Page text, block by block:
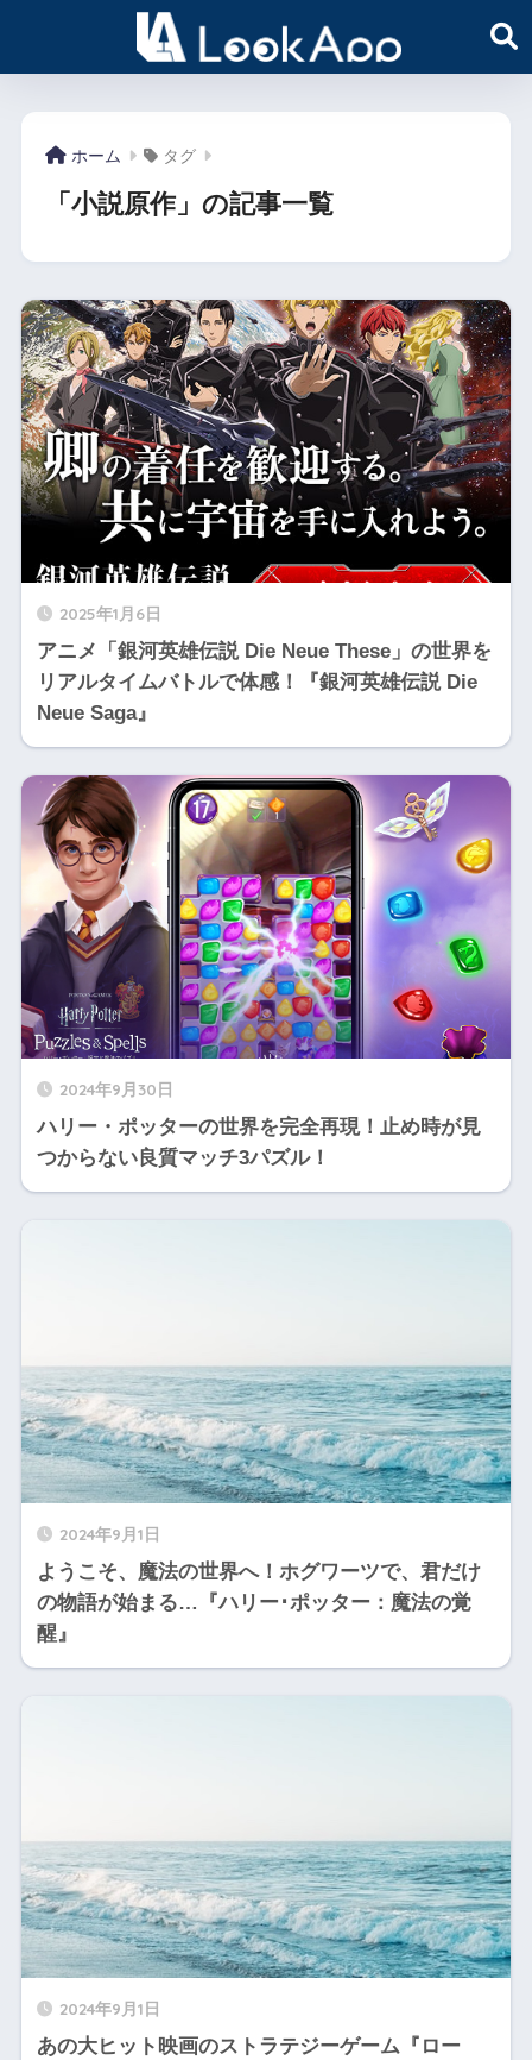
ホーム タグ
「小説原作」の記事一覧
2025年1月6日
アニメ「銀河英雄伝説 Die Neue These」の世界を
リアルタイムバトルで体感！『銀河英雄伝説 Die
Neue Saga』
2024年9月30日
ハリー・ポッターの世界を完全再現！止め時が見
つからない良質マッチ3パズル！
2024年9月1日
ようこそ、魔法の世界へ！ホグワーツで、君だけ
の物語が始まる…『ハリー･ポッター：魔法の覚
醒』
2024年9月1日
あの大ヒット映画のストラテジーゲーム『ロー